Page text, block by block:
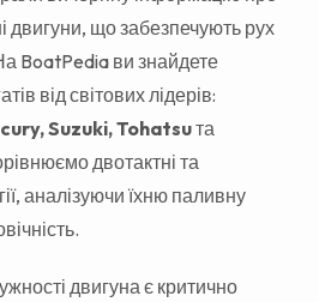
двигуни, що забезпечують рух
BoatPedia ви знайдете
від світових лідерів:
Suzuki, Tohatsuта
двотактні та
аналізуючи їхню паливну
двигуна є критично